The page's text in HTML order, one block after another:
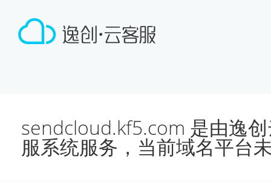
sendcloud.kf5.com 是由逸
服系统服务，当前域名平台